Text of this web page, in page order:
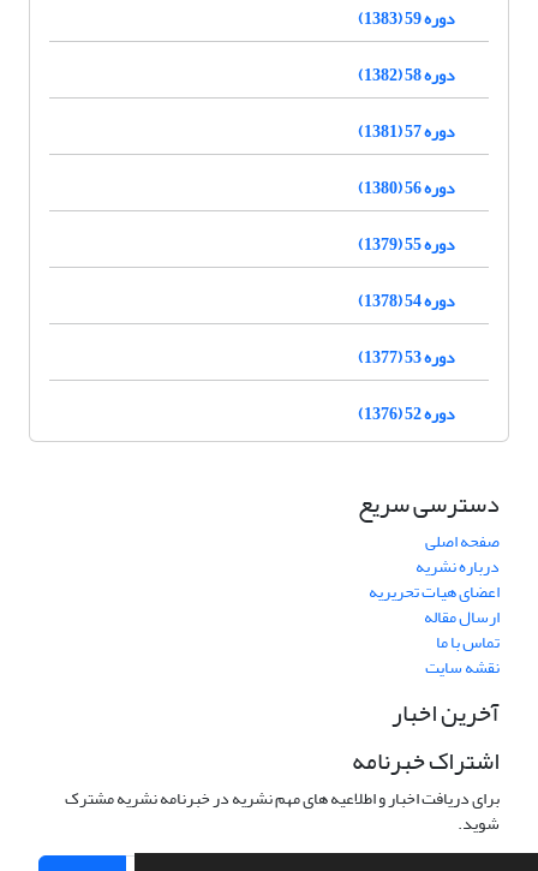
دوره 59 (1383)
دوره 58 (1382)
دوره 57 (1381)
دوره 56 (1380)
دوره 55 (1379)
دوره 54 (1378)
دوره 53 (1377)
دوره 52 (1376)
دسترسی سریع
صفحه اصلی
درباره نشریه
اعضای هیات تحریریه
ارسال مقاله
تماس با ما
نقشه سایت
آخرین اخبار
اشتراک خبرنامه
برای دریافت اخبار و اطلاعیه های مهم نشریه در خبرنامه نشریه مشترک
شوید.